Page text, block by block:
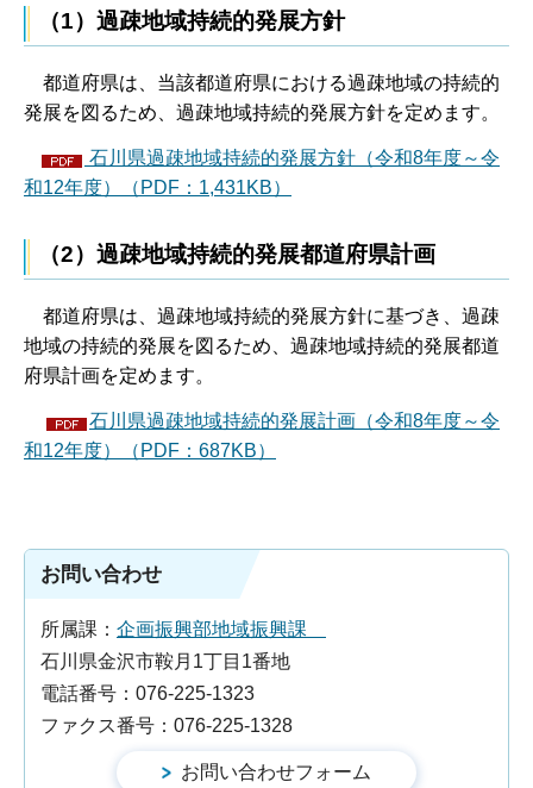
（1）過疎地域持続的発展方針
都道府県は、当該都道府県における過疎地域の持続的
発展を図るため、過疎地域持続的発展方針を定めます。
石川県過疎地域持続的発展方針（令和8年度～令
和12年度）（PDF：1,431KB）
（2）過疎地域持続的発展都道府県計画
都道府県は、過疎地域持続的発展方針に基づき、過疎
地域の持続的発展を図るため、過疎地域持続的発展都道
府県計画を定めます。
石川県過疎地域持続的発展計画（令和8年度～令
和12年度）（PDF：687KB）
お問い合わせ
所属課： 企画振興部地域振興課
石川県金沢市鞍月1丁目1番地
電話番号：076-225-1323
ファクス番号：076-225-1328